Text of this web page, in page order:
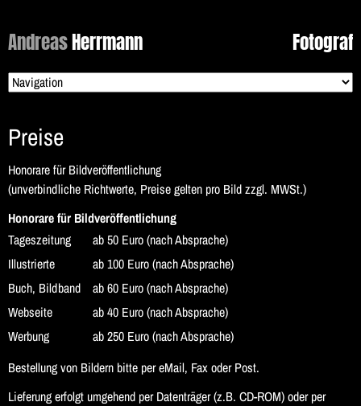
AndreasHerrmann Fotograf
Zielseite
Preise
Honorare für Bildveröffentlichung
(unverbindliche Richtwerte, Preise gelten pro Bild zzgl. MWSt.)
Honorare für Bildveröffentlichung
Tageszeitung
ab 50 Euro (nach Absprache)
Illustrierte
ab 100 Euro (nach Absprache)
Buch, Bildband
ab 60 Euro (nach Absprache)
Webseite
ab 40 Euro (nach Absprache)
Werbung
ab 250 Euro (nach Absprache)
Bestellung von Bildern bitte per eMail, Fax oder Post.
Lieferung erfolgt umgehend per Datenträger (z.B. CD-ROM) oder per